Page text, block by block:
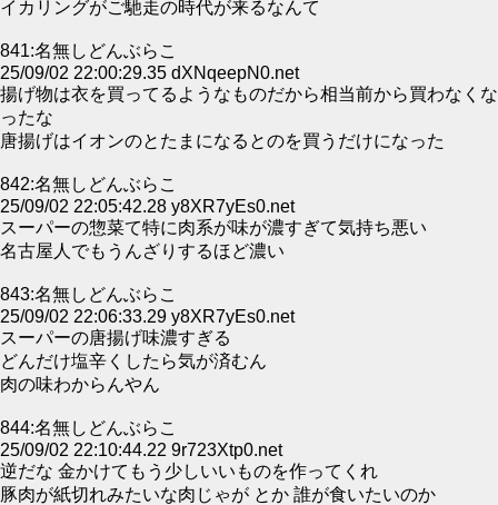
イカリングがご馳走の時代が来るなんて
841:名無しどんぶらこ
25/09/02 22:00:29.35 dXNqeepN0.net
揚げ物は衣を買ってるようなものだから相当前から買わなくな
ったな
唐揚げはイオンのとたまになるとのを買うだけになった
842:名無しどんぶらこ
25/09/02 22:05:42.28 y8XR7yEs0.net
スーパーの惣菜て特に肉系が味が濃すぎて気持ち悪い
名古屋人でもうんざりするほど濃い
843:名無しどんぶらこ
25/09/02 22:06:33.29 y8XR7yEs0.net
スーパーの唐揚げ味濃すぎる
どんだけ塩辛くしたら気が済むん
肉の味わからんやん
844:名無しどんぶらこ
25/09/02 22:10:44.22 9r723Xtp0.net
逆だな 金かけてもう少しいいものを作ってくれ
豚肉が紙切れみたいな肉じゃが とか 誰が食いたいのか